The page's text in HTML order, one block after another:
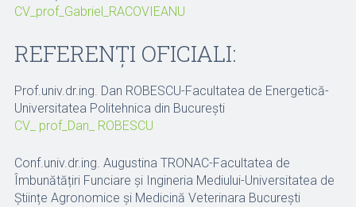
CV_prof_Gabriel_RACOVIEANU
REFERENŢI OFICIALI:
Prof.univ.dr.ing. Dan ROBESCU-Facultatea de Energetică-
Universitatea Politehnica din București
CV_ prof_Dan_ ROBESCU
Conf.univ.dr.ing. Augustina TRONAC-Facultatea de
Îmbunătățiri Funciare și Ingineria Mediului-Universitatea de
Științe Agronomice și Medicină Veterinara București